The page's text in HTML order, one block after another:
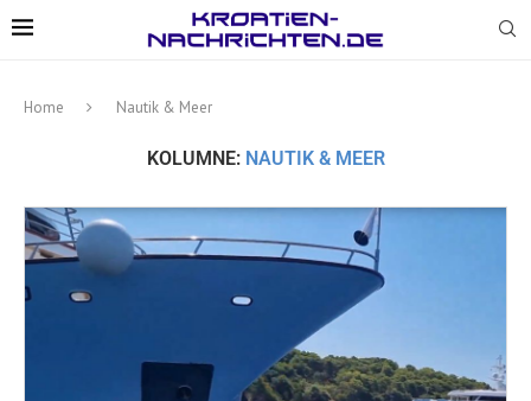
Home Nautik & Meer
KOLUMNE: NAUTIK & MEER